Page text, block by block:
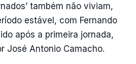
também não viviam,
estável, com Fernando
após a primeira jornada,
José Antonio Camacho.